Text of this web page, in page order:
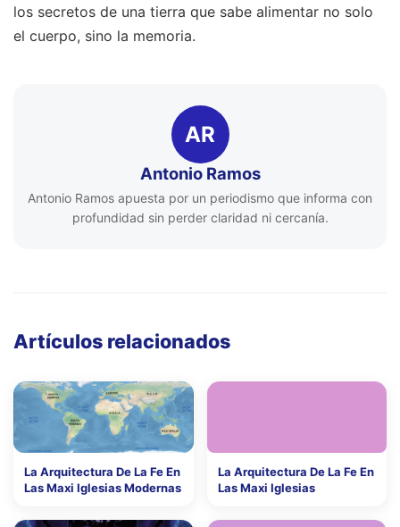
los secretos de una tierra que sabe alimentar no solo
el cuerpo, sino la memoria.
AR
Antonio Ramos
Antonio Ramos apuesta por un periodismo que informa con
profundidad sin perder claridad ni cercanía.
Artículos relacionados
La Arquitectura De La Fe En
Las Maxi Iglesias Modernas
La Arquitectura De La Fe En
Las Maxi Iglesias